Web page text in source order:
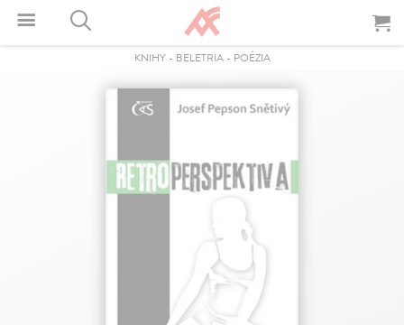
KNIHY- BELETRIA- POÉZIA